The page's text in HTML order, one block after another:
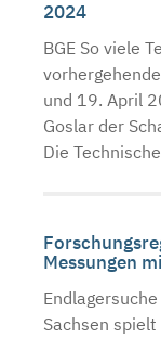
2024
BGE So viele
und 19. April
Goslar der
Die
Messungen
Sachsen